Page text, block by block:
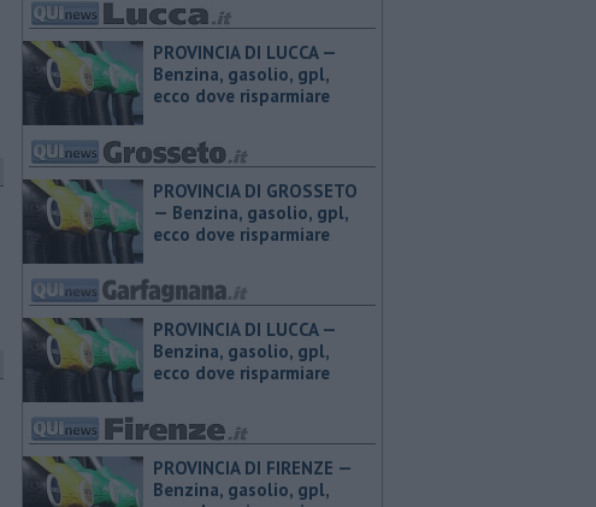
PROVINCIA DI LUCCA — ​
Benzina, gasolio, gpl,
ecco dove risparmiare
PROVINCIA DI GROSSETO
— ​Benzina, gasolio, gpl,
ecco dove risparmiare
PROVINCIA DI LUCCA — ​
Benzina, gasolio, gpl,
ecco dove risparmiare
PROVINCIA DI FIRENZE — ​
Benzina, gasolio, gpl,